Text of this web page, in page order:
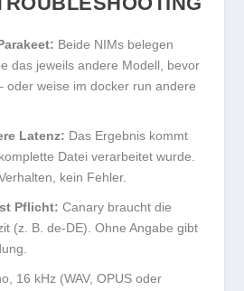
Beide NIMs belegen
das jeweils andere Modell, bevor
oder weise imdocker run andere
Latenz: Das Ergebnis kommt
Datei verarbeitet wurde.
kein Fehler.
Pflicht: Canary braucht die
(z. B.de-DE). Ohne Angabe gibt
16 kHz (WAV, OPUS oder